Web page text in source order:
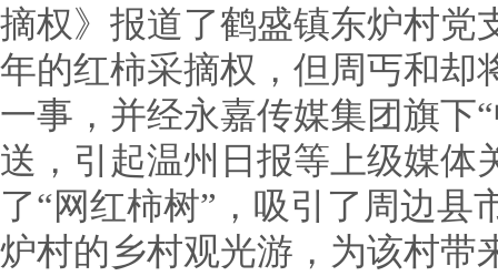
摘权》报道了鹤盛镇东炉村党
年的红柿采摘权，但周丐和却
一事，并经永嘉传媒集团旗下
送，引起温州日报等上级媒体
了“网红柿树”，吸引了周边县
炉村的乡村观光游，为该村带